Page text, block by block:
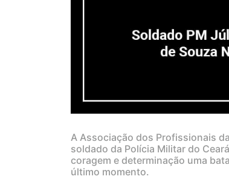
A Associação dos Profissionais
soldado da Polícia Militar do
coragem e determinação uma
último momento.